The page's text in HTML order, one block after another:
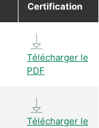
Certification
Télécharger le
PDF
Télécharger le